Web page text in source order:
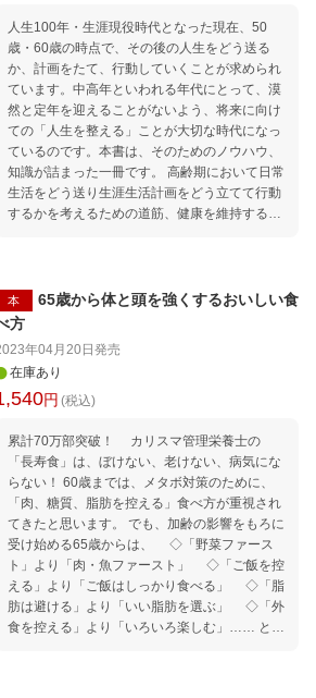
人生100年・生涯現役時代となった現在、50
歳・60歳の時点で、その後の人生をどう送る
か、計画をたて、行動していくことが求められ
ています。中高年といわれる年代にとって、漠
然と定年を迎えることがないよう、将来に向け
ての「人生を整える」ことが大切な時代になっ
ているのです。本書は、そのためのノウハウ、
知識が詰まった一冊です。 高齢期において日常
生活をどう送り生涯生活計画をどう立てて行動
するかを考えるための道筋、健康を維持するた
ます。 定年後が気になる中高年の方はもちろ
ん、企業におけるキャリア研修などでもぜひご
年・生涯現役時代の生活設計 第1章 キャリ
ア （力強く生きるための処方箋づくり／人生
行路転換のための具体的行動／生涯現役時代を
取り組むキャリア開発計画） 第2章 健康
（生涯現役のための健康管理／健康長寿な食生
活／50歳から始める実践健康法／生涯現役のた
めのストレス・マネジメント） 第3章 資産管
理 （50歳からの生活と経済プラン／資産管理
と運用／日常生活と税金の知識／これだけは知
っておきたい法律） 終章 人生100年・生涯
現役時代に求められる行動力
本
65歳から体と頭を強くするおいしい食
方
年04月20日 発売
在庫あり
円 (税込)
累計70万部突破！ カリスマ管理栄養士の
「長寿食」は、ぼけない、老けない、病気にな
らない！ 60歳までは、メタボ対策のために、
「肉、糖質、脂肪を控える」食べ方が重視され
てきたと思います。 でも、加齢の影響をもろに
受け始める65歳からは、 ◇「野菜ファース
ト」より「肉・魚ファースト」 ◇「ご飯を控
える」より「ご飯はしっかり食べる」 ◇「脂
肪は避ける」より「いい脂肪を選ぶ」 ◇「外
食を控える」より「いろいろ楽しむ」…… とい